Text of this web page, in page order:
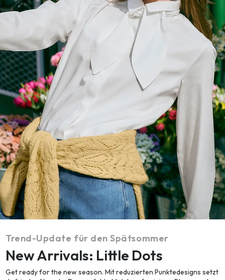
Trend-Update für den Spätsommer
New Arrivals: Little Dots
Get ready for the new season. Mit reduzierten Punktedesigns setzt